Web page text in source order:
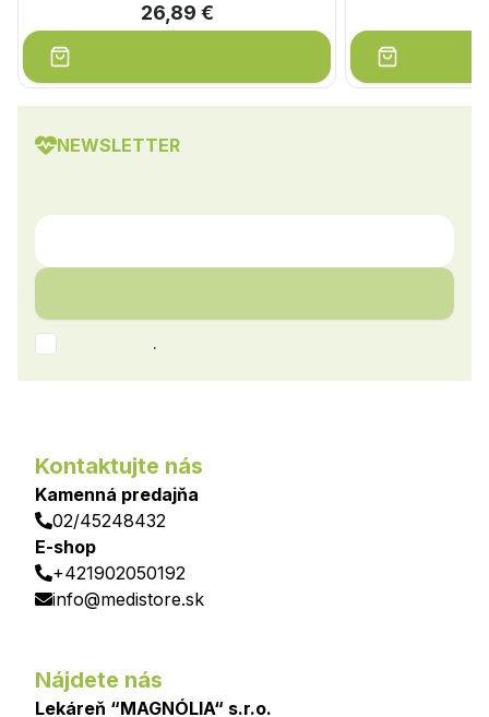
26,89 €
NEWSLETTER
.
Kontaktujte nás
Kamenná predajňa
02/45248432
E-shop
+421902050192
info@medistore.sk
Nájdete nás
Lekáreň “MAGNÓLIA“ s.r.o.